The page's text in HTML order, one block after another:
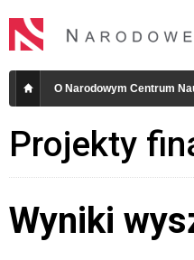
O Narodowym Centrum
Projekty
Wyniki